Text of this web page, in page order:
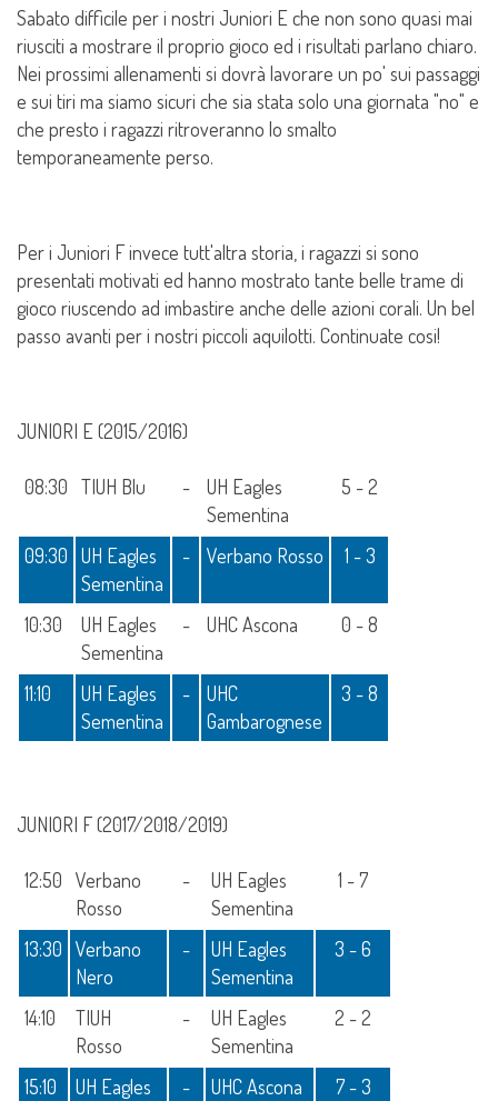
Sabato difficile per i nostri Juniori E che non sono quasi mai
riusciti a mostrare il proprio gioco ed i risultati parlano chiaro.
Nei prossimi allenamenti si dovrà lavorare un po' sui passaggi
e sui tiri ma siamo sicuri che sia stata solo una giornata "no" e
che presto i ragazzi ritroveranno lo smalto
temporaneamente perso.
Per i Juniori F invece tutt'altra storia, i ragazzi si sono
presentati motivati ed hanno mostrato tante belle trame di
gioco riuscendo ad imbastire anche delle azioni corali. Un bel
passo avanti per i nostri piccoli aquilotti. Continuate cosi!
JUNIORI E (2015/2016)
08:30 TIUH Blu -
UH Eagles
Sementina
5 - 2
09:30 UH Eagles
Sementina
- Verbano Rosso 1 - 3
10:30
UH Eagles
Sementina
- UHC Ascona 0 - 8
11:10
UH Eagles
Sementina
-
UHC
Gambarognese
3 - 8
JUNIORI F (2017/2018/2019)
12:50 Verbano
Rosso
-
UH Eagles
Sementina
1 - 7
13:30 Verbano
Nero
-
UH Eagles
Sementina
3 - 6
14:10
TIUH
Rosso
-
UH Eagles
Sementina
2 - 2
15:10
UH Eagles
- UHC Ascona 7 - 3